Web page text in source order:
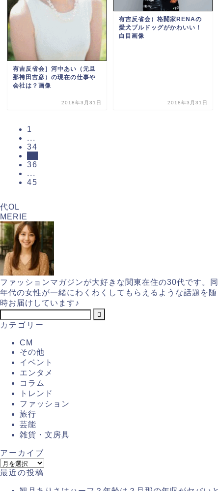
有吉反省会］河中あい（元旦
那袴田吉彦）の現在の仕事や
会社は？画像
2018年3月31日
有吉反省会）格闘家RENAの
愛犬ブルドッグがかわいい！
白目画像
2018年3月31日
1
...
34
36
...
45
代OL
MERIE
ファッションマガジンが大好きな関東在住の30代です。同
年代の女性が一緒にわくわくしてもらえるような話題を随
時お届けしています♪
カテゴリー
CM
その他
イベント
エンタメ
コラム
トレンド
ファッション
旅行
芸能
雑貨・文房具
アーカイブ
最近の投稿